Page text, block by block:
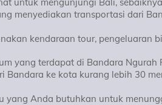
menyediakan transportasi dari
kendaraan tour, pengeluaran
yang terdapat di Bandara
Bandara ke kota kurang lebih 30
yang Anda butuhkan untuk